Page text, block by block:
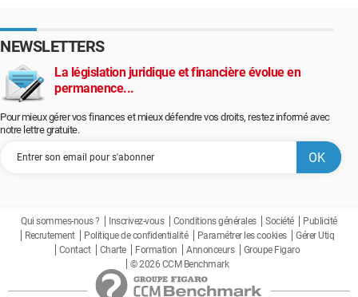
NEWSLETTERS
La législation juridique et financière évolue en
permanence...
Pour mieux gérer vos finances et mieux défendre vos droits, restez informé avec
notre lettre gratuite.
Qui sommes-nous ? Inscrivez-vous Conditions générales Société
Publicité
Recrutement
Politique de confidentialité Paramétrer les cookies
Gérer Utiq
Contact
Charte Formation Annonceurs
Groupe Figaro
© 2026 CCM Benchmark